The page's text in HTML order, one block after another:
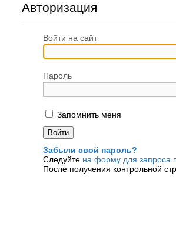
Авторизация
Войти на сайт
Пароль
Запомнить меня
Забыли свой пароль?
Следуйте на форму для запроса
После получения контрольной